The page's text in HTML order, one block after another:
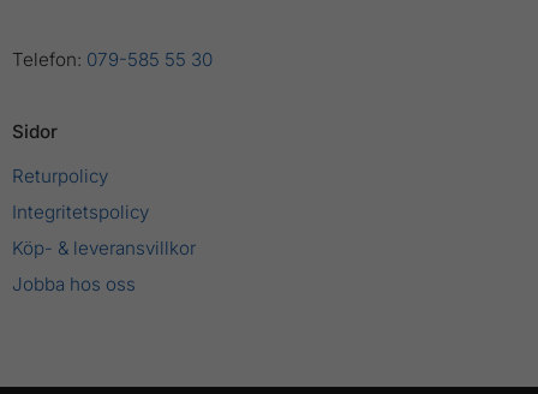
Telefon: 079-585 55 30
Sidor
Returpolicy
Integritetspolicy
Köp- & leveransvillkor
Jobba hos oss